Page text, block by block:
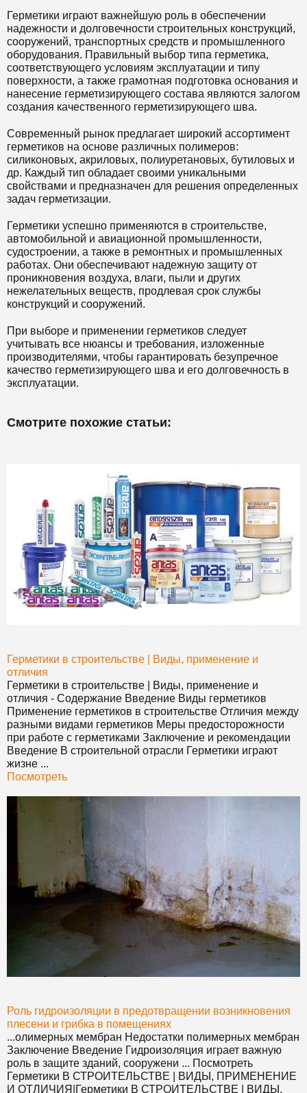
Герметики играют важнейшую роль в обеспечении
надежности и долговечности строительных конструкций,
сооружений, транспортных средств и промышленного
оборудования. Правильный выбор типа герметика,
соответствующего условиям эксплуатации и типу
поверхности, а также грамотная подготовка основания и
нанесение герметизирующего состава являются залогом
создания качественного герметизирующего шва.
Современный рынок предлагает широкий ассортимент
герметиков на основе различных полимеров:
силиконовых, акриловых, полиуретановых, бутиловых и
др. Каждый тип обладает своими уникальными
свойствами и предназначен для решения определенных
задач герметизации.
Герметики успешно применяются в строительстве,
автомобильной и авиационной промышленности,
судостроении, а также в ремонтных и промышленных
работах. Они обеспечивают надежную защиту от
проникновения воздуха, влаги, пыли и других
нежелательных веществ, продлевая срок службы
конструкций и сооружений.
При выборе и применении герметиков следует
учитывать все нюансы и требования, изложенные
производителями, чтобы гарантировать безупречное
качество герметизирующего шва и его долговечность в
эксплуатации.
Смотрите похожие статьи:
Герметики в строительстве | Виды, применение и
отличия
Герметики в строительстве | Виды, применение и
отличия - Содержание Введение Виды герметиков
Применение герметиков в строительстве Отличия между
разными видами герметиков Меры предосторожности
при работе с герметиками Заключение и рекомендации
Введение В строительной отрасли Герметики играют
жизне ...
Посмотреть
Роль гидроизоляции в предотвращении возникновения
плесени и грибка в помещениях
...олимерных мембран Недостатки полимерных мембран
Заключение Введение Гидроизоляция играет важную
роль в защите зданий, сооружени ... Посмотреть
Герметики В СТРОИТЕЛЬСТВЕ | ВИДЫ, ПРИМЕНЕНИЕ
И ОТЛИЧИЯ| Герметики В СТРОИТЕЛЬСТВЕ | ВИДЫ,